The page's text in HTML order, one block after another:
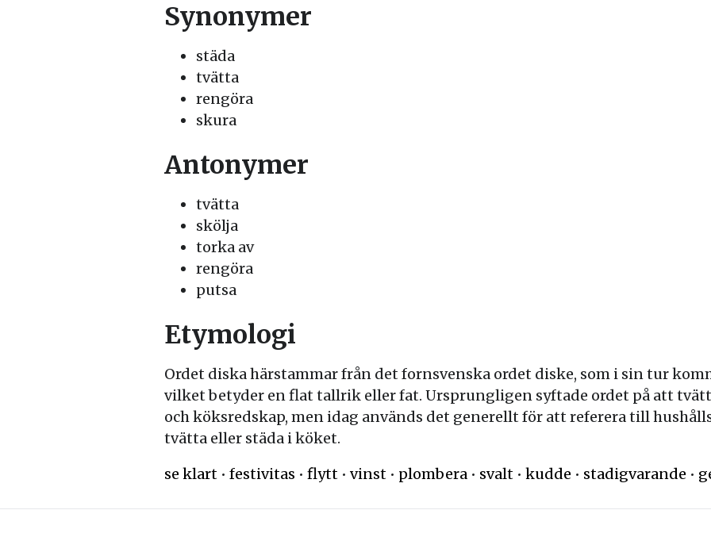
Synonymer
städa
tvätta
rengöra
skura
Antonymer
tvätta
skölja
torka av
rengöra
putsa
Etymologi
Ordet diska härstammar från det fornsvenska ordet diske, som i sin tur
vilket betyder en flat tallrik eller fat. Ursprungligen syftade ordet på att
och köksredskap, men idag används det generellt för att referera till
tvätta eller städa i köket.
se klart • festivitas • flytt • vinst • plombera • svalt • kudde • stadigvarande •